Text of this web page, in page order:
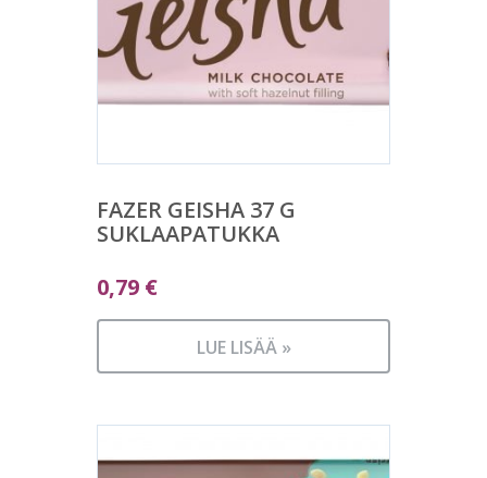
FAZER GEISHA 37 G
SUKLAAPATUKKA
0,79 €
LUE LISÄÄ »